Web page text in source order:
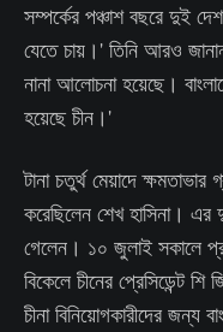
সম্পর্কের পঞ্চাশ বছরে দুই
যেতে চায়।' তিনি আরও
নানা আলোচনা হয়েছে।
হয়েছে চীন।'
টানা চতুর্থ মেয়াদে
করেছিলেন শেখ হাসিনা।
গেলেন। ১০ জুলাই সকালে
বিকেলে চীনের প্রেসিডেন্ট
চীনা বিনিয়োগকারীদের জন্য